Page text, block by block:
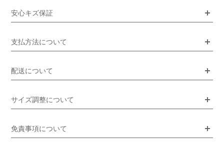
安心キズ保証
支払方法について
配送について
サイズ調整について
免責事項について